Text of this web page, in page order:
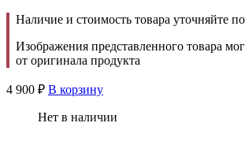
Наличие и стоимость товара уточняйте по
Изображения представленного товара
от оригинала продукта
4 900 ₽ В корзину
Нет в наличии